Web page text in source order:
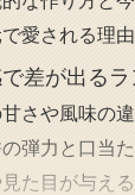
愛される理由
差が出る
さや風味の
弾力と口当
た目が与え